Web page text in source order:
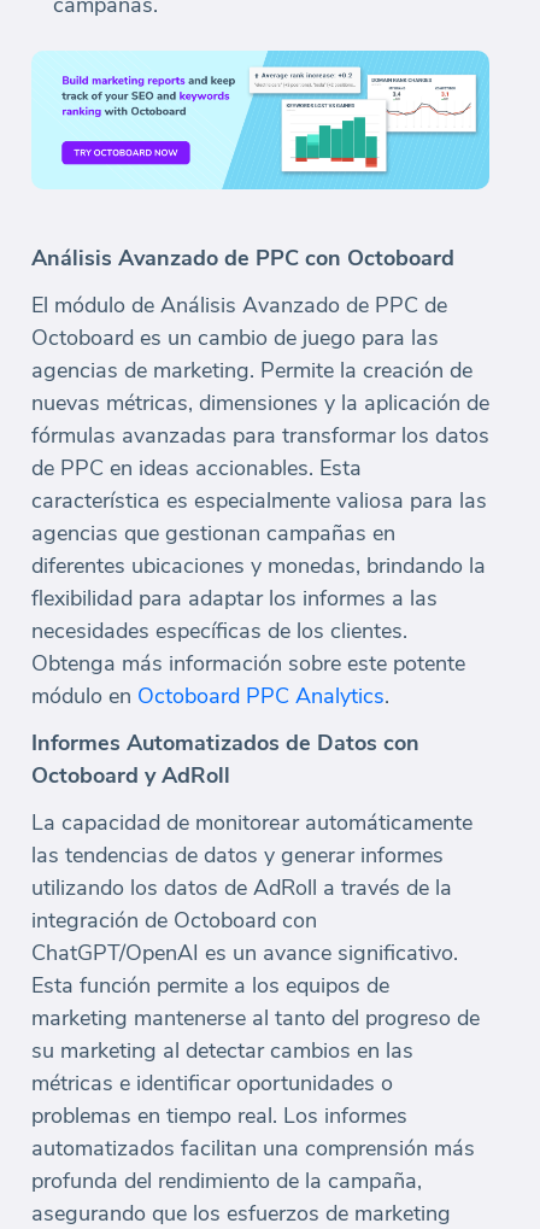
Análisis Avanzado de PPC con Octoboard
El módulo de Análisis Avanzado de PPC de
Octoboard es un cambio de juego para las
agencias de marketing. Permite la creación de
nuevas métricas, dimensiones y la aplicación de
fórmulas avanzadas para transformar los datos
de PPC en ideas accionables. Esta
característica es especialmente valiosa para las
agencias que gestionan campañas en
diferentes ubicaciones y monedas, brindando la
flexibilidad para adaptar los informes a las
necesidades específicas de los clientes.
Obtenga más información sobre este potente
módulo en Octoboard PPC Analytics.
Informes Automatizados de Datos con
Octoboard y AdRoll
La capacidad de monitorear automáticamente
las tendencias de datos y generar informes
utilizando los datos de AdRoll a través de la
integración de Octoboard con
ChatGPT/OpenAI es un avance significativo.
Esta función permite a los equipos de
marketing mantenerse al tanto del progreso de
su marketing al detectar cambios en las
métricas e identificar oportunidades o
problemas en tiempo real. Los informes
automatizados facilitan una comprensión más
profunda del rendimiento de la campaña,
asegurando que los esfuerzos de marketing